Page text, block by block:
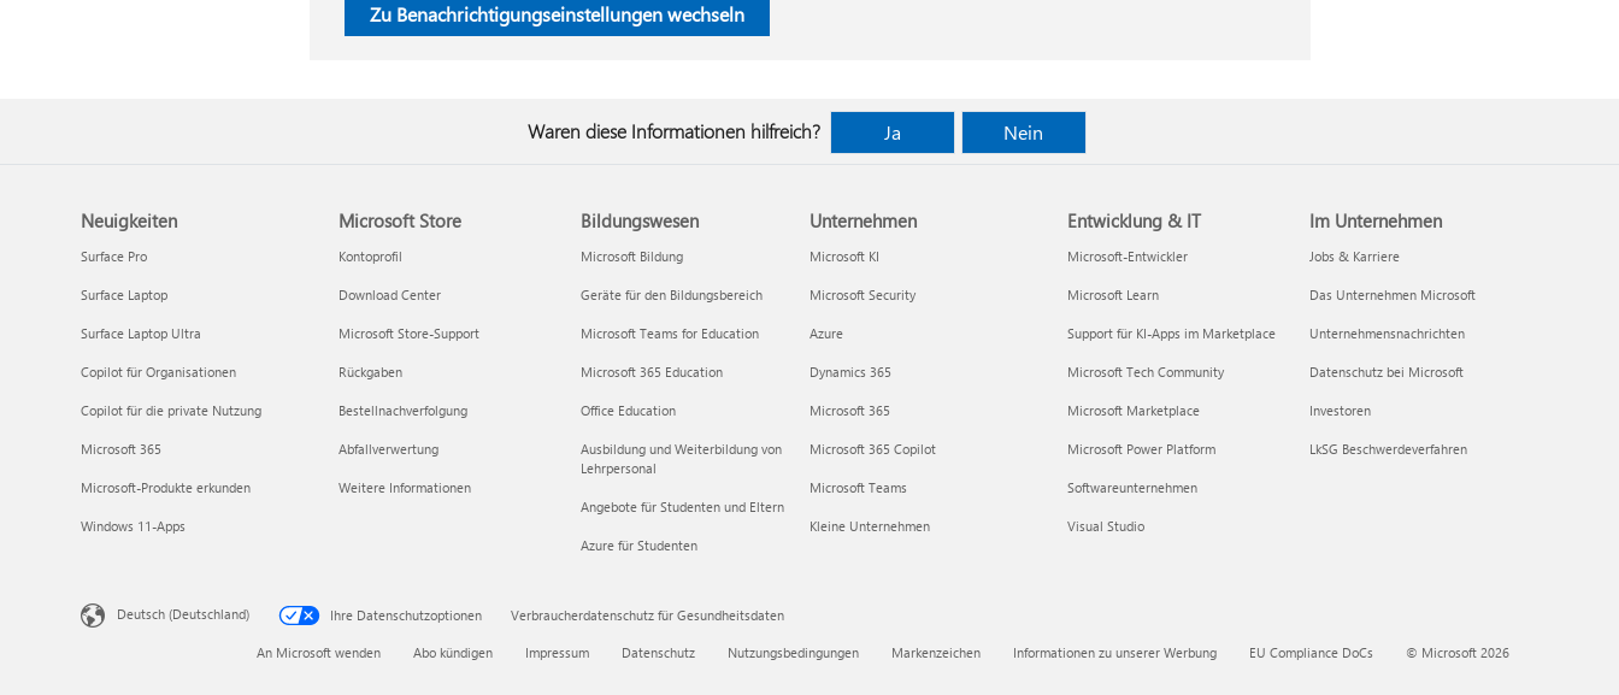
Zu Benachrichtigungseinstellungen wechseln
Waren diese Informationen hilfreich? Ja Nein
Neuigkeiten
Surface Pro
Surface Laptop
Surface Laptop Ultra
Copilot für Organisationen
Copilot für die private Nutzung
Microsoft 365
Microsoft-Produkte erkunden
Windows 11-Apps
Microsoft Store
Kontoprofil
Download Center
Microsoft Store-Support
Rückgaben
Bestellnachverfolgung
Abfallverwertung
Weitere Informationen
Bildungswesen
Microsoft Bildung
Geräte für den Bildungsbereich
Microsoft Teams for Education
Microsoft 365 Education
Office Education
Ausbildung und Weiterbildung von
Lehrpersonal
Angebote für Studenten und Eltern
Azure für Studenten
Unternehmen
Microsoft KI
Microsoft Security
Azure
Dynamics 365
Microsoft 365
Microsoft 365 Copilot
Microsoft Teams
Kleine Unternehmen
Entwicklung & IT
Microsoft-Entwickler
Microsoft Learn
Support für KI-Apps im Marketplace
Microsoft Tech Community
Microsoft Marketplace
Microsoft Power Platform
Softwareunternehmen
Visual Studio
Im Unternehmen
Jobs & Karriere
Das Unternehmen Microsoft
Unternehmensnachrichten
Datenschutz bei Microsoft
Investoren
LkSG Beschwerdeverfahren
Deutsch (Deutschland) Ihre Datenschutzoptionen Verbraucherdatenschutz für Gesundheitsdaten
An Microsoft wenden Abo kündigen Impressum Datenschutz Nutzungsbedingungen Markenzeichen Informationen zu unserer Werbung EU Compliance DoCs © Microsoft 2026